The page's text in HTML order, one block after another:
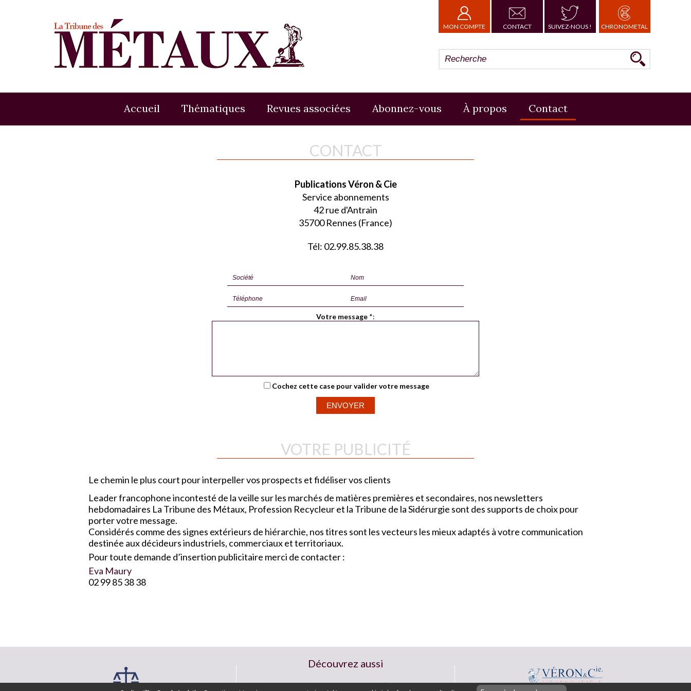
MON COMPTE CONTACT SUIVEZ-NOUS ! CHRONOMETAL
Accueil Thématiques Revues associées Abonnez-vous À propos Contact
CONTACT
Publications Véron & Cie
Service abonnements
42 rue d'Antrain
35700 Rennes (France)
Tél: 02.99.85.38.38
Votre message *:
Cochez cette case pour valider votre message
VOTRE PUBLICITÉ
Le chemin le plus court pour interpeller vos prospects et fidéliser vos clients
Leader francophone incontesté de la veille sur les marchés de matières premières et secondaires, nos newsletters
hebdomadaires La Tribune des Métaux, Profession Recycleur et la Tribune de la Sidérurgie sont des supports de choix pour
porter votre message.
Considérés comme des signes extérieurs de hiérarchie, nos titres sont les vecteurs les mieux adaptés à votre communication
destinée aux décideurs industriels, commerciaux et territoriaux.
Pour toute demande d’insertion publicitaire merci de contacter :
Eva Maury
02 99 85 38 38
Découvrez aussi